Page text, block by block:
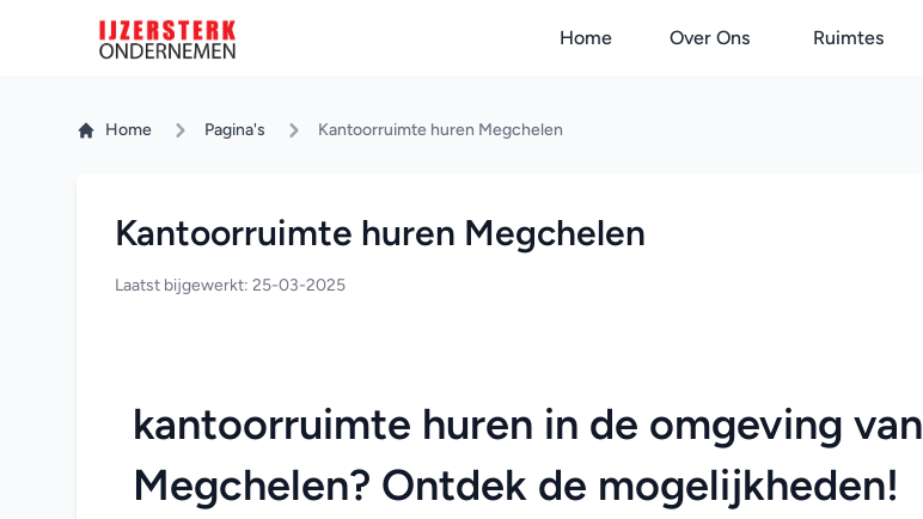
Home Over Ons Ruimtes
Home Pagina's Kantoorruimte huren Megchelen
Kantoorruimte huren Megchelen
Laatst bijgewerkt: 25-03-2025
kantoorruimte huren in de omgeving van
Megchelen? Ontdek de mogelijkheden!